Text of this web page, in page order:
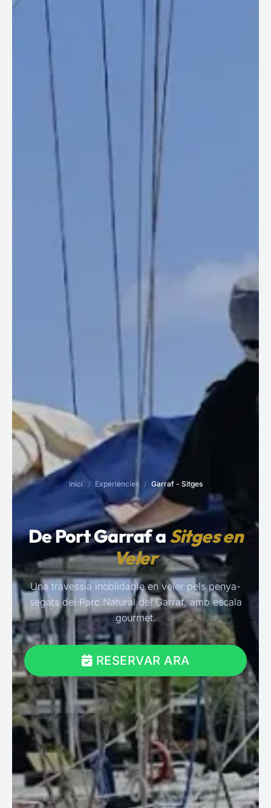
Inici / Experiències / Garraf - Sitges
De Port Garraf aSitges en
Veler
Una travessia inoblidable en veler pels penya-
segats del Parc Natural del Garraf, amb escala
gourmet.
RESERVAR ARA